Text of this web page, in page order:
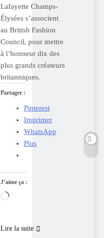
Lafayette Champs-
Élysées s’associent
au British Fashion
Council, pour mettre
à l’honneur dix des
plus grands créateurs
britanniques.
Partager :
Pinterest
Imprimer
WhatsApp
Plus
J’aime ça :
Chargement…
Lire la suite